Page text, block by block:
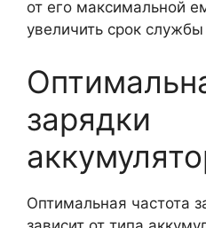
от его максимальной
увеличить срок
зарядки
Оптимальная частота